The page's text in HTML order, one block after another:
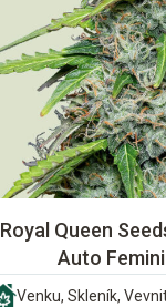
Royal Queen
Auto
Venku, Skleník,